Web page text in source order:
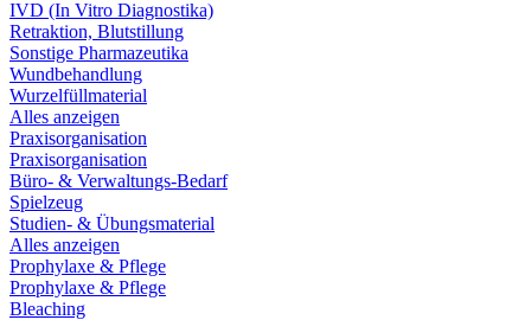
IVD (In Vitro Diagnostika)
Retraktion, Blutstillung
Sonstige Pharmazeutika
Wundbehandlung
Wurzelfüllmaterial
Alles anzeigen
Praxisorganisation
Praxisorganisation
Büro- & Verwaltungs-Bedarf
Spielzeug
Studien- & Übungsmaterial
Alles anzeigen
Prophylaxe & Pflege
Prophylaxe & Pflege
Bleaching